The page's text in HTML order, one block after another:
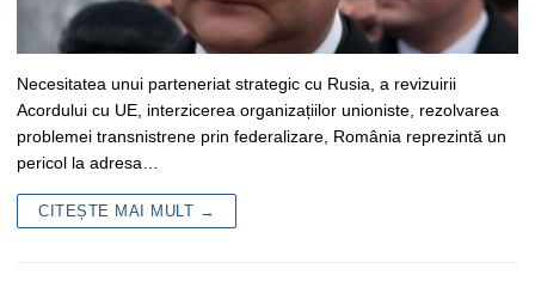
Necesitatea unui parteneriat strategic cu Rusia, a revizuirii
Acordului cu UE, interzicerea organizațiilor unioniste, rezolvarea
problemei transnistrene prin federalizare, România reprezintă un
pericol la adresa…
CITEȘTE MAI MULT →